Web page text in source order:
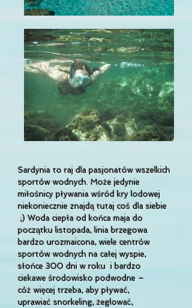
Sardynia to raj dla pasjonatów wszelkich
sportów wodnych. Może jedynie
miłośnicy pływania wśród kry lodowej
niekoniecznie znajdą tutaj coś dla siebie
;)Woda ciepła od końca maja do
początku listopada,linia brzegowa
bardzo urozmaicona,wiele centrów
sportów wodnych na całej wyspie,
słońce 300 dni w roku i bardzo
ciekawe środowisko podwodne –
cóż więcej trzeba, aby pływać,
uprawiać snorkeling, żeglować,